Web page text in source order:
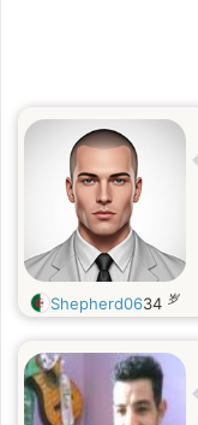
Shepherd0634 岁